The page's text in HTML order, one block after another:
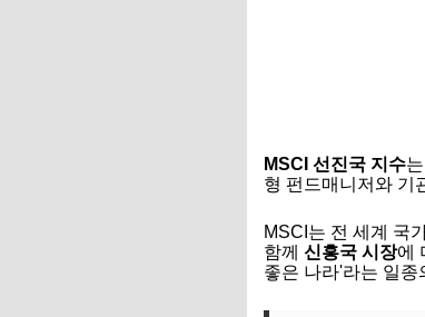
MSCI 선진국 지수
형 펀드매니저와 기
MSCI는 전 세계 국
함께 신흥국 시장에
좋은 나라'라는 일종